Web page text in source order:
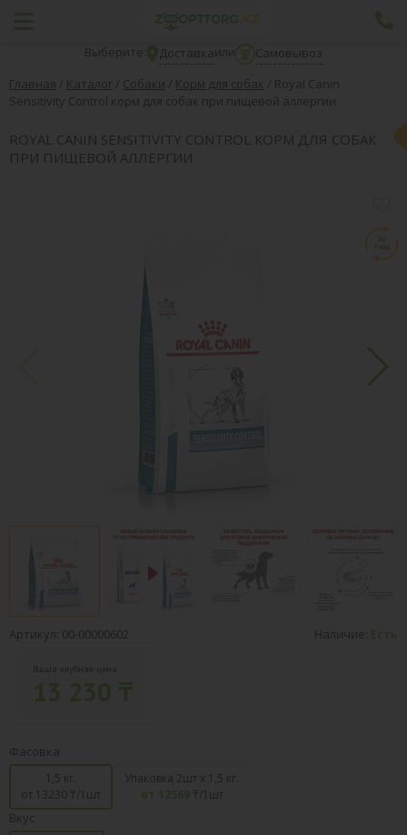
Выберите: Доставкаили
Самовывоз
Главная / Каталог / Собаки / Корм для собак / Royal Canin
Sensitivity Control корм для собак при пищевой аллергии
ROYAL CANIN SENSITIVITY CONTROL КОРМ ДЛЯ СОБАК
ПРИ ПИЩЕВОЙ АЛЛЕРГИИ
Артикул: 00-00000602 Наличие: Есть
Ваша клубная цена:
Фасовка
1,5 кг.
от 13230 ₸/1шт
Упаковка 2шт х 1,5 кг.
от 12569 ₸/1шт
Вкус